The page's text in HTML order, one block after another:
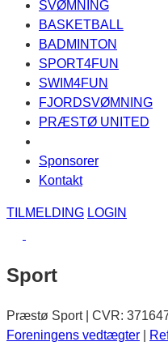
SVØMNING
BASKETBALL
BADMINTON
SPORT4FUN
SWIM4FUN
FJORDSVØMNING
PRÆSTØ UNITED
Sponsorer
Kontakt
TILMELDING LOGIN
Sport
Præstø Sport | CVR:
Foreningens vedtægter